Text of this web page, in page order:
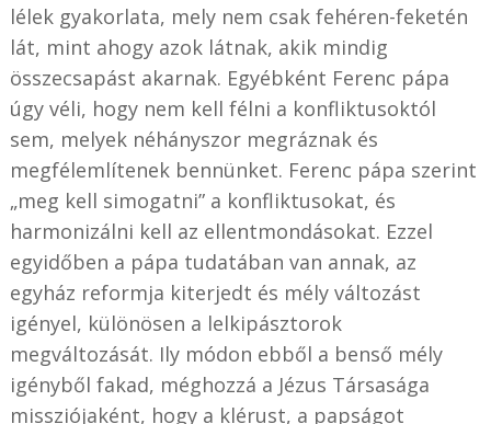
lélek gyakorlata, mely nem csak fehéren-feketén
lát, mint ahogy azok látnak, akik mindig
összecsapást akarnak. Egyébként Ferenc pápa
úgy véli, hogy nem kell félni a konfliktusoktól
sem, melyek néhányszor megráznak és
megfélemlítenek bennünket. Ferenc pápa szerint
„meg kell simogatni” a konfliktusokat, és
harmonizálni kell az ellentmondásokat. Ezzel
egyidőben a pápa tudatában van annak, az
egyház reformja kiterjedt és mély változást
igényel, különösen a lelkipásztorok
megváltozását. Ily módon ebből a benső mély
igényből fakad, méghozzá a Jézus Társasága
missziójaként, hogy a klérust, a papságot